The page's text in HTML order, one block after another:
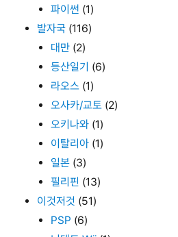
파이썬 (1)
발자국 (116)
대만 (2)
등산일기 (6)
라오스 (1)
오사카/교토 (2)
오키나와 (1)
이탈리아 (1)
일본 (3)
필리핀 (13)
이것저것 (51)
PSP (6)